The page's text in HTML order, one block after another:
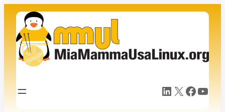
contenuto
LinkedIn X Facebook YouTube